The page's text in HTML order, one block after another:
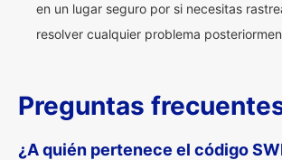
en un lugar seguro por si necesitas
resolver cualquier problema
Preguntas
¿A quién pertenece el código